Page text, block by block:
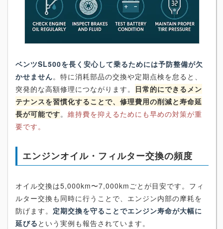
ベンツSL500を長く安心して乗るためには予防整備が欠
かせません。特に消耗部品の交換や定期点検を怠ると、
突発的な高額修理につながります。 日常的にできるメン
テナンスを習慣化することで、修理費用の削減と寿命延
長が可能です。 維持費を抑えるためにも早めの対策が重
要です。
エンジンオイル・フィルター交換の頻度
オイル交換は5,000km〜7,000kmごとが目安です。フィ
ルター交換も同時に行うことで、エンジン内部の摩耗を
防げます。 定期交換を守ることでエンジン寿命が大幅に
延びる という実例も報告されています。